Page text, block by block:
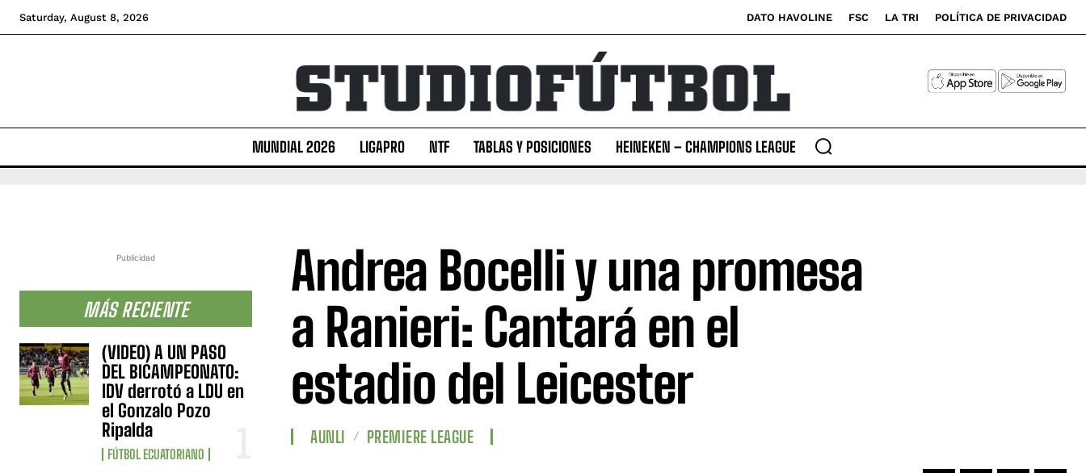
Saturday, August 8, 2026 DATO HAVOLINE FSC LA TRI POLÍTICA DE PRIVACIDAD
MUNDIAL 2026 LIGAPRO NTF TABLAS Y POSICIONES HEINEKEN – CHAMPIONS LEAGUE
Publicidad
MÁS RECIENTE
(VIDEO) A UN PASO
DEL BICAMPEONATO:
IDV derrotó a LDU en
el Gonzalo Pozo
Ripalda
FÚTBOL ECUATORIANO
Andrea Bocelli y una promesa
a Ranieri: Cantará en el
estadio del Leicester
AUNLI PREMIERE LEAGUE